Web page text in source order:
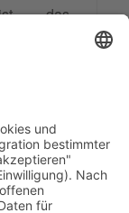
ist das
die allen